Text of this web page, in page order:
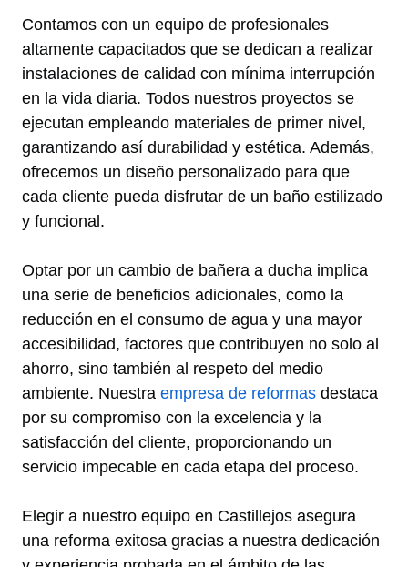
Contamos con un equipo de profesionales
altamente capacitados que se dedican a realizar
instalaciones de calidad con mínima interrupción
en la vida diaria. Todos nuestros proyectos se
ejecutan empleando materiales de primer nivel,
garantizando así durabilidad y estética. Además,
ofrecemos un diseño personalizado para que
cada cliente pueda disfrutar de un baño estilizado
y funcional.
Optar por un cambio de bañera a ducha implica
una serie de beneficios adicionales, como la
reducción en el consumo de agua y una mayor
accesibilidad, factores que contribuyen no solo al
ahorro, sino también al respeto del medio
ambiente. Nuestra empresa de reformas destaca
por su compromiso con la excelencia y la
satisfacción del cliente, proporcionando un
servicio impecable en cada etapa del proceso.
Elegir a nuestro equipo en Castillejos asegura
una reforma exitosa gracias a nuestra dedicación